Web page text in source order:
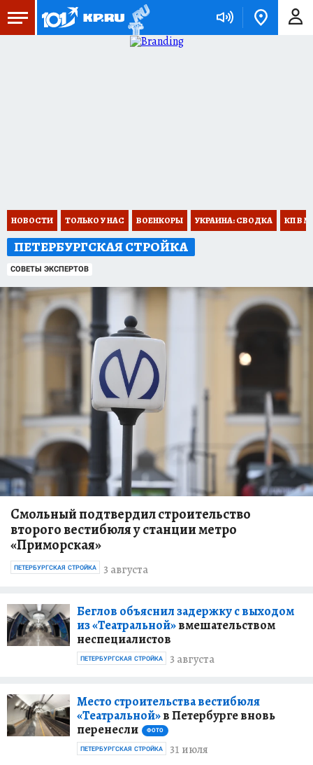
НОВОСТИ ТОЛЬКО У НАС ВОЕНКОРЫ УКРАИНА: СВОДКА КП В
ПЕТЕРБУРГСКАЯ СТРОЙКА
СОВЕТЫ ЭКСПЕРТОВ
Смольный подтвердил строительство
второго вестибюля у станции метро
«Приморская»
3 августа
ПЕТЕРБУРГСКАЯ СТРОЙКА
Беглов объяснил задержку с выходом
из «Театральной»вмешательством
неспециалистов
3 августа
ПЕТЕРБУРГСКАЯ СТРОЙКА
Место строительства вестибюля
«Театральной»в Петербурге вновь
перенесли
ФОТО
31 июля
ПЕТЕРБУРГСКАЯ СТРОЙКА